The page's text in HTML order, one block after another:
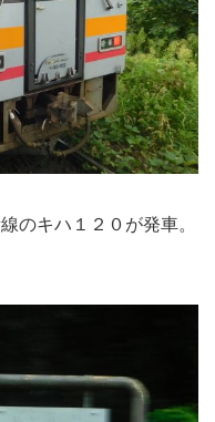
のキハ１２０が発車。